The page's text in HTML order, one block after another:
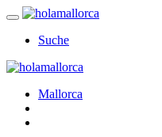
Suche
Mallorca